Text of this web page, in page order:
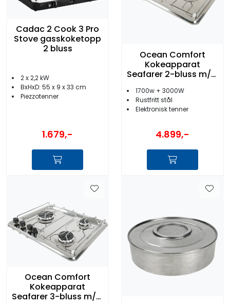
Cadac 2 Cook 3 Pro
Stove gasskoketopp
2 bluss
2 x 2,2 kW
BxHxD: 55 x 9 x 33 cm
Piezzotenner
1.679,-
Ocean Comfort
Kokeapparat
Seafarer 2-bluss m/el
1700w + 3000W
Rustfritt stål
Elektronisk tenner
4.899,-
Ocean Comfort
Kokeapparat
Seafarer 3-bluss m/el